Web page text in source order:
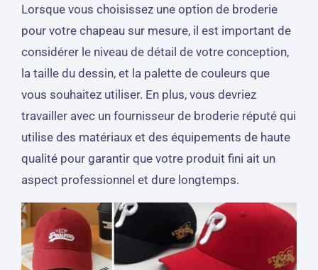
Lorsque vous choisissez une option de broderie
pour votre chapeau sur mesure, il est important de
considérer le niveau de détail de votre conception,
la taille du dessin, et la palette de couleurs que
vous souhaitez utiliser. En plus, vous devriez
travailler avec un fournisseur de broderie réputé qui
utilise des matériaux et des équipements de haute
qualité pour garantir que votre produit fini ait un
aspect professionnel et dure longtemps.